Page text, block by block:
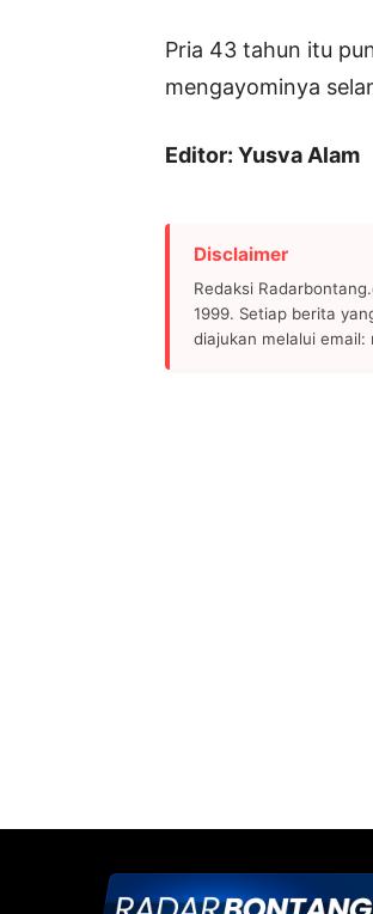
Pria 43 tahun itu
mengayominya
Editor: Yusva Alam
Disclaimer
Redaksi
1999. Setiap berita
diajukan melalui email: